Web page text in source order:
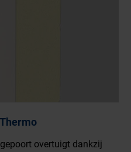
overtuigt dankzij